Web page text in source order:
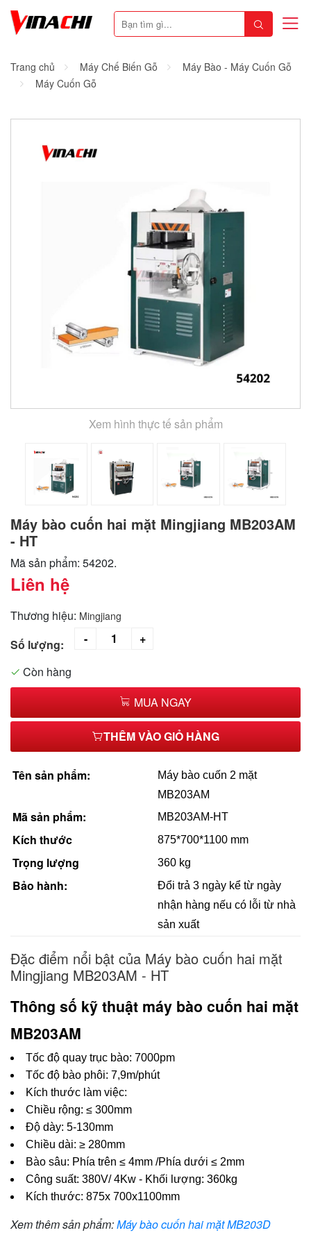
Trang chủ Máy Chế Biến Gỗ
Máy Bào - Máy Cuốn Gỗ
Máy Cuốn Gỗ
Xem hình thực tế sản phẩm
Máy bào cuốn hai mặt Mingjiang MB203AM
- HT
Mã sản phẩm: 54202.
Liên hệ
Thương hiệu: Mingjiang
Số lượng:
Còn hàng
MUA NGAY
THÊM VÀO GIỎ HÀNG
Tên sản phẩm:
Máy bào cuốn 2 mặt
MB203AM
Mã sản phẩm: MB203AM-HT
Kích thước 875*700*1100 mm
Trọng lượng 360 kg
Bảo hành:
Đổi trả 3 ngày kể từ ngày
nhận hàng nếu có lỗi từ nhà
sản xuất
Đặc điểm nổi bật của Máy bào cuốn hai mặt
Mingjiang MB203AM - HT
Thông số kỹ thuật máy bào cuốn hai mặt
MB203AM
Tốc độ quay trục bào: 7000pm
Tốc độ bào phôi: 7,9m/phút
Kích thước làm việc:
Chiều rộng: ≤ 300mm
Độ dày: 5-130mm
Chiều dài: ≥ 280mm
Bào sâu: Phía trên ≤ 4mm /Phía dưới ≤ 2mm
Công suất: 380V/ 4Kw - Khối lượng: 360kg
Kích thước: 875x 700x1100mm
Xem thêm sản phẩm:Máy bào cuốn hai mặt MB203D